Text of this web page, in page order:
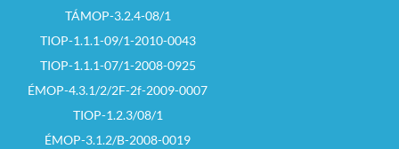
TÁMOP-3.2.4-08/1
TIOP-1.1.1-09/1-2010-0043
TIOP-1.1.1-07/1-2008-0925
ÉMOP-4.3.1/2/2F-2f-2009-0007
TIOP-1.2.3/08/1
ÉMOP-3.1.2/B-2008-0019